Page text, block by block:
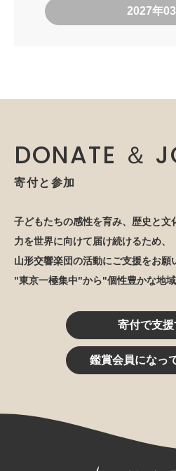
2027年03
DONATE ＆
寄付と参加
子どもたちの感性を育み、歴史と文
力を世界に向けて届け続けるため、
山形交響楽団の活動にご支援をお願
"東京一極集中"から"個性豊かな地
寄付で支援
鑑賞会員になっ